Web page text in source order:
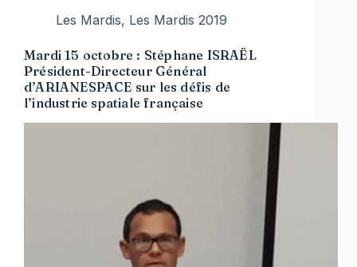
Les Mardis, Les Mardis 2019
Mardi 15 octobre : Stéphane ISRAËL
Président-Directeur Général
d’ARIANESPACE sur les défis de
l’industrie spatiale française